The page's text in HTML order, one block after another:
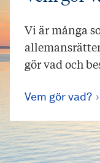
Vi är många
gör vad och
Vem gör vad?